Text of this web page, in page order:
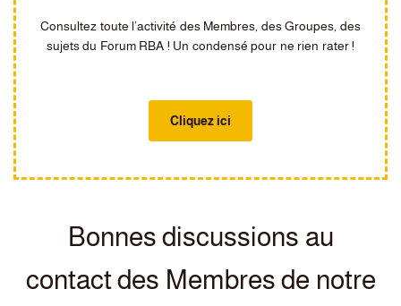
Consultez toute l’activité des Membres, des Groupes, des
sujets du Forum RBA ! Un condensé pour ne rien rater !
Cliquez ici
Bonnes discussions au
contact des Membres de notre